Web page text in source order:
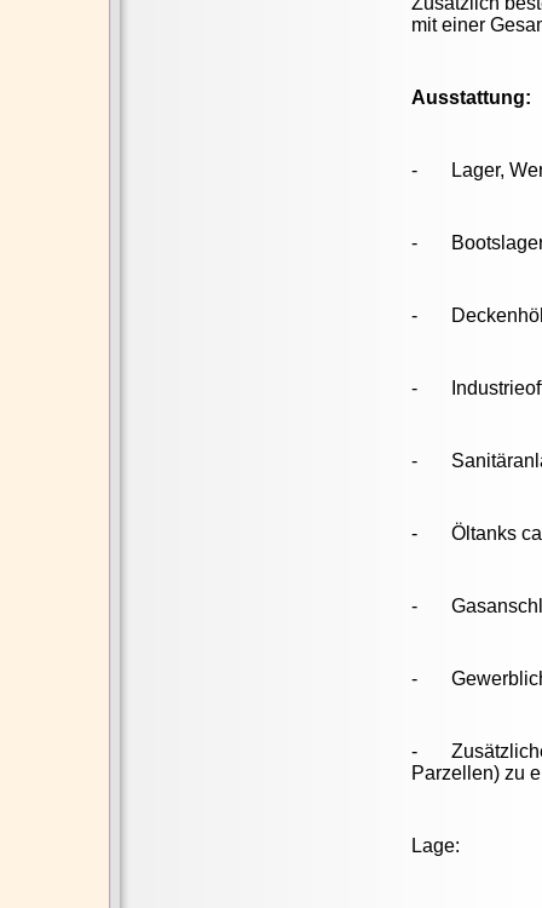
mit einer
Ausstattung:
- Lager,
- Bootslager
-
-
-
- Öltanks ca.
-
-
- Zusätzliche
Parzellen) zu
Lage: